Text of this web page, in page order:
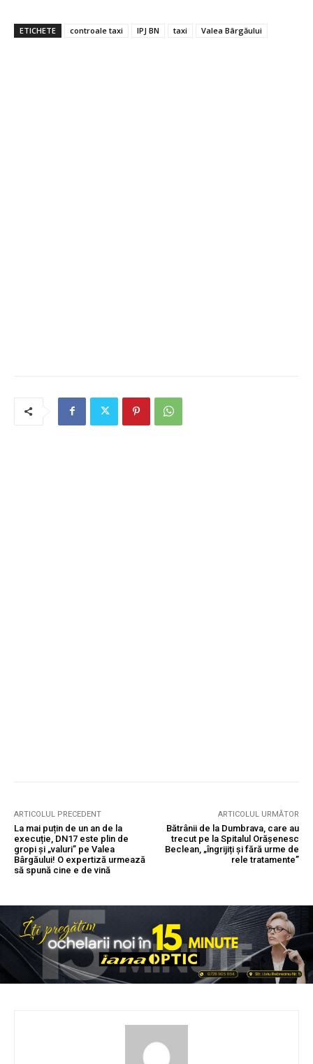
ETICHETE controale taxi IPJ BN taxi Valea Bârgăului
ARTICOLUL PRECEDENT
La mai puțin de un an de la
execuție, DN17 este plin de
gropi și „valuri” pe Valea
Bârgăului! O expertiză urmează
să spună cine e de vină
ARTICOLUL URMĂTOR
Bătrânii de la Dumbrava, care au
trecut pe la Spitalul Orășenesc
Beclean, „îngrijiți și fără urme de
rele tratamente”